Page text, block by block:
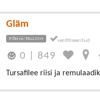
Gläm
PÕHJA-TALLINN
0 849
Tursafilee riisi ja